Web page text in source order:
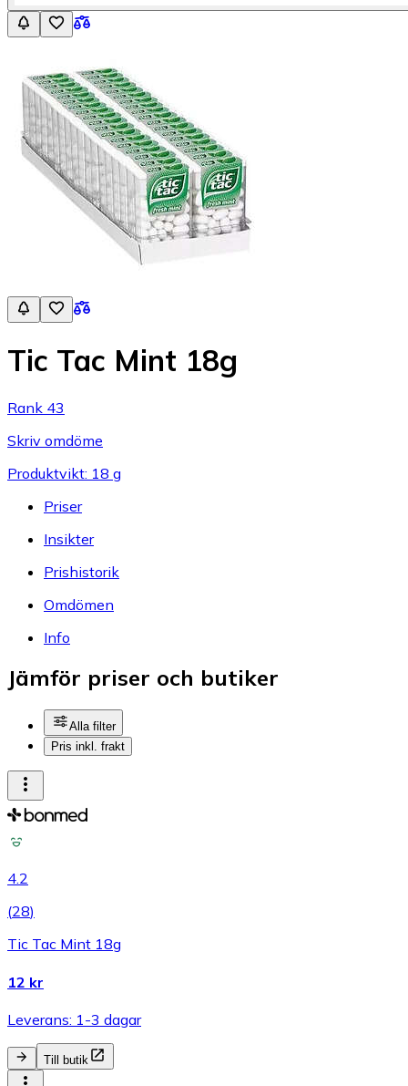
Tic Tac Mint 18g
Rank 43
Skriv omdöme
Produktvikt: 18 g
Priser
Insikter
Prishistorik
Omdömen
Info
Jämför priser och butiker
Alla filter
Pris inkl. frakt
4.2
(28)
Tic Tac Mint 18g
12 kr
Leverans: 1-3 dagar
Till butik